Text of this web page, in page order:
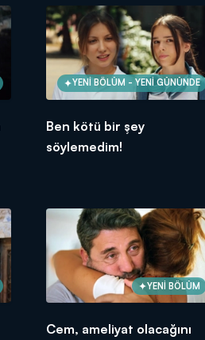
YENİ BÖLÜM - YENİ GÜNÜNDE
Ben kötü bir şey
söylemedim!
YENİ BÖLÜM
Cem, ameliyat olacağını